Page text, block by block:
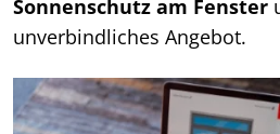
Sonnenschutz am Fenster
unverbindliches Angebot.